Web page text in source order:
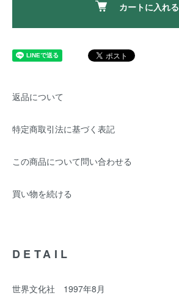
カートに入れる
返品について
特定商取引法に基づく表記
この商品について問い合わせる
買い物を続ける
DETAIL
世界文化社 1997年8月